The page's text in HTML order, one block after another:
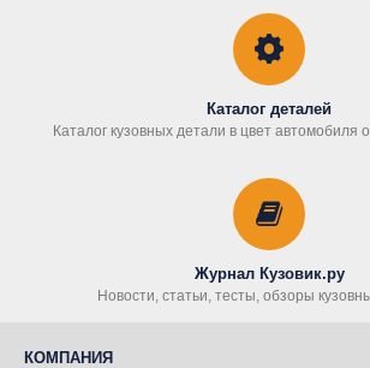
Каталог деталей
Каталог кузовных детали в цвет автомобиля
Журнал Кузовик.ру
Новости, статьи, тесты, обзоры
КОМПАНИЯ